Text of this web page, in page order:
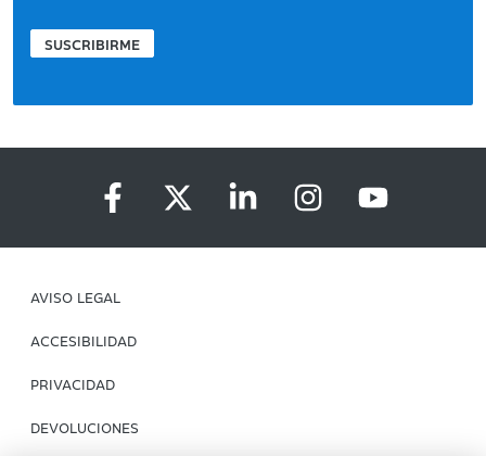
SUSCRIBIRME
AVISO LEGAL
ACCESIBILIDAD
PRIVACIDAD
DEVOLUCIONES